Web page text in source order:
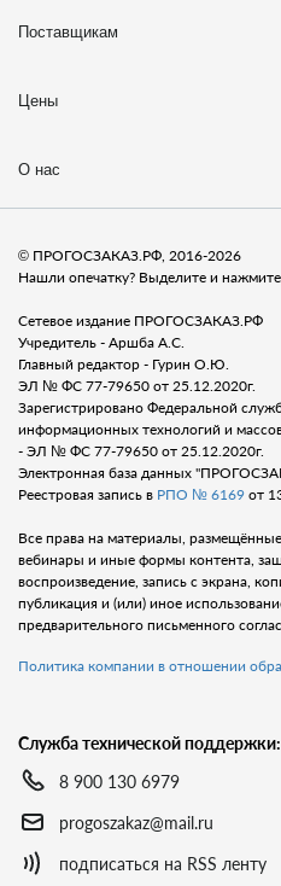
Поставщикам
Цены
О нас
© ПРОГОСЗАКАЗ.РФ, 2016-2026
Нашли опечатку? Выделите и
Сетевое издание ПРОГОСЗАКАЗ.РФ
Учредитель - Аршба А.С.
Главный редактор - Гурин О.Ю.
ЭЛ № ФС 77-79650 от 25.12.2020г.
Зарегистрировано Федеральной
информационных технологий и
- ЭЛ № ФС 77-79650 от 25.12.2020г.
Электронная база данных
Реестровая запись в РПО № 6169 от
Все права на материалы,
вебинары и иные формы контента,
воспроизведение, запись с экрана,
публикация и (или) иное
предварительного письменного
Политика компании в отношении
Служба технической поддержки:
8 900 130 6979
progoszakaz@mail.ru
подписаться на RSS ленту